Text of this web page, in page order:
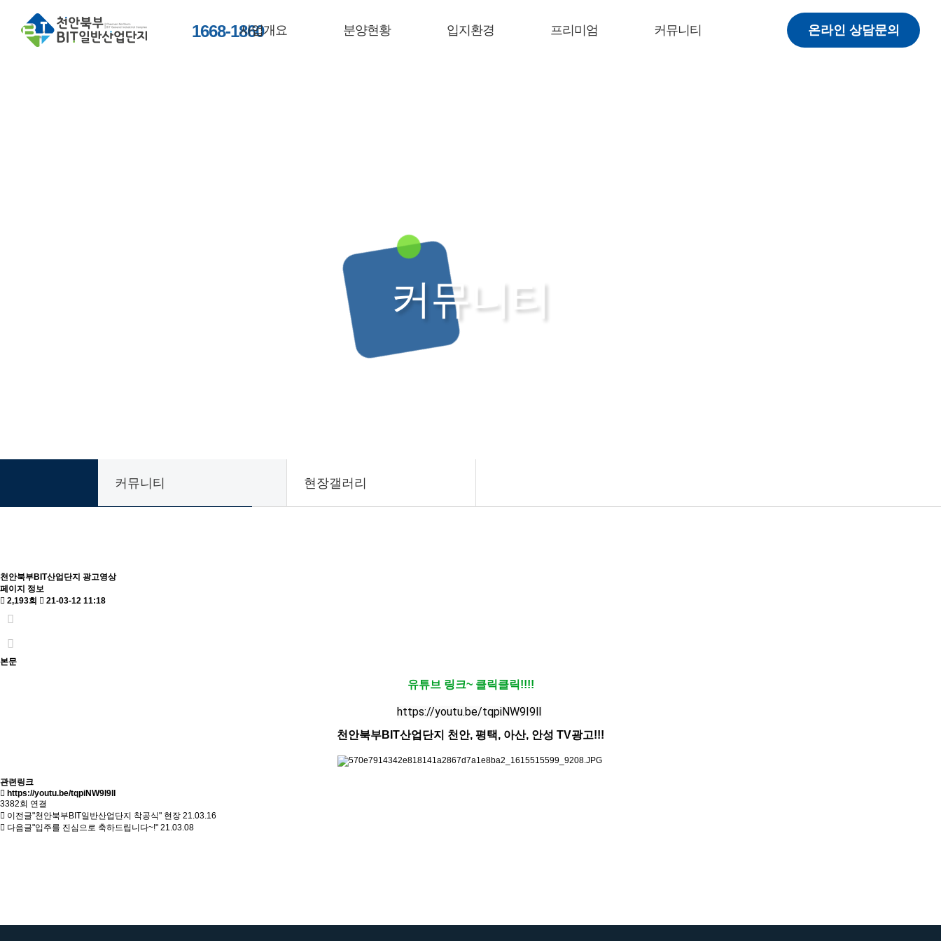
1668-1860사업개요 분양현황 입지환경 프리미엄 커뮤니티 온라인 상담문의
커뮤니티
커뮤니티 현장갤러리
천안북부BIT산업단지 광고영상
페이지 정보
2,193회
21-03-12 11:18
본문
유튜브 링크~ 클릭클릭!!!!
https://youtu.be/tqpiNW9I9lI
천안북부BIT산업단지 천안, 평택, 아산, 안성 TV광고!!!
관련링크
https://youtu.be/tqpiNW9I9lI
3382회 연결
이전글"천안북부BIT일반산업단지 착공식" 현장 21.03.16
다음글"입주를 진심으로 축하드립니다~!" 21.03.08